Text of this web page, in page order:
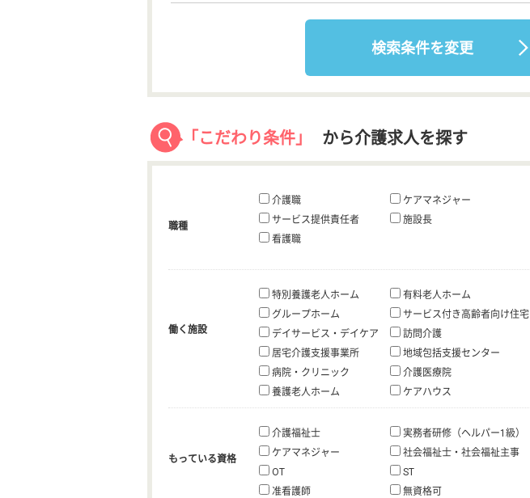
検索条件を変更
「こだわり条件」 から介護求人を探す
職種
介護職 ケアマネジャー
サービス提供責任者
施設長
看護職
働く施設
特別養護老人ホーム 有料老人ホーム
グループホーム
サービス付き高齢者向け住宅
デイサービス・デイケア
訪問介護
居宅介護支援事業所
地域包括支援センター
病院・クリニック
介護医療院
養護老人ホーム
ケアハウス
もっている資格
介護福祉士 実務者研修（ヘルパー1級）
ケアマネジャー
社会福祉士・社会福祉主事
OT
ST
准看護師
無資格可